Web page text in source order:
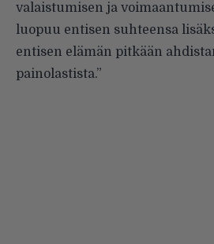
valaistumisen ja
luopuu entisen suhteensa
entisen elämän pitkään
painolastista.”